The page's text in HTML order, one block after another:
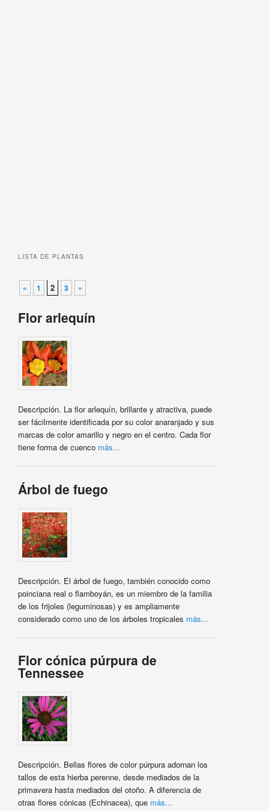
LISTA DE PLANTAS
Navegador de artículos
« 1 2 3 »
Flor arlequín
Descripción. La flor arlequín, brillante y atractiva, puede
ser fácilmente identificada por su color anaranjado y sus
marcas de color amarillo y negro en el centro. Cada flor
tiene forma de cuenco más...
Árbol de fuego
Descripción. El árbol de fuego, también conocido como
poinciana real o flamboyán, es un miembro de la familia
de los frijoles (leguminosas) y es ampliamente
considerado como uno de los árboles tropicales más...
Flor cónica púrpura de
Tennessee
Descripción. Bellas flores de color púrpura adornan los
tallos de esta hierba perenne, desde mediados de la
primavera hasta mediados del otoño. A diferencia de
otras flores cónicas (Echinacea), que más...